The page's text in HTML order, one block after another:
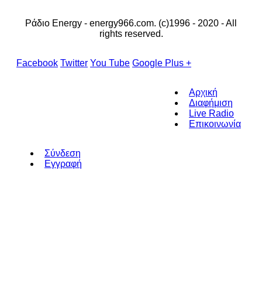
Ράδιο Energy - energy966.com. (c)1996 - 2020 - All
rights reserved.
Facebook Twitter You Tube Google Plus +
Αρχική
Διαφήμιση
Live Radio
Επικοινωνία
Σύνδεση
Εγγραφή